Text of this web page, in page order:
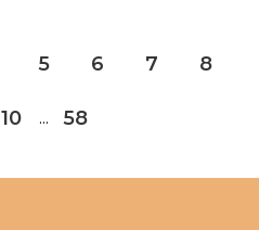
5 6 7 8
10 ... 58